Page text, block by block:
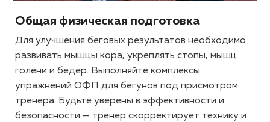
Общая физическая подготовка
Для улучшения беговых результатов необходимо
развивать мышцы кора, укреплять стопы, мышц
голени и бедер. Выполняйте комплексы
упражнений ОФП для бегунов под присмотром
тренера. Будьте уверены в эффективности и
безопасности — тренер скорректирует технику и